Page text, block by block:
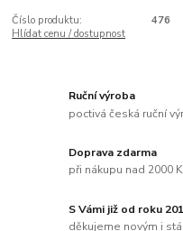
Číslo produktu:
476
Hlídat cenu / dostupnost
Ruční výroba
poctivá česká ruční
Doprava zdarma
při nákupu nad 2000
S Vámi již od roku
děkujeme novým i